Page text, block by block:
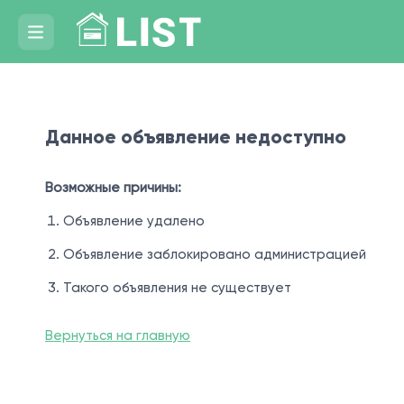
Данное объявление недоступно
Возможные причины:
Объявление удалено
Объявление заблокировано администрацией
Такого объявления не существует
Вернуться на главную